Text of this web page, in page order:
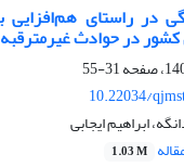
در راستای هم‌افزایی
در حوادث
31-55
10.22034/
ابراهیم ایجابی
1.03 M